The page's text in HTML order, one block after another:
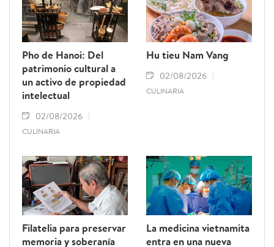
Pho de Hanoi: Del
patrimonio cultural a
un activo de propiedad
intelectual
02/08/2026
CULINARIA
Hu tieu Nam Vang
02/08/2026
CULINARIA
Filatelia para preservar
memoria y soberanía
La medicina vietnamita
entra en una nueva